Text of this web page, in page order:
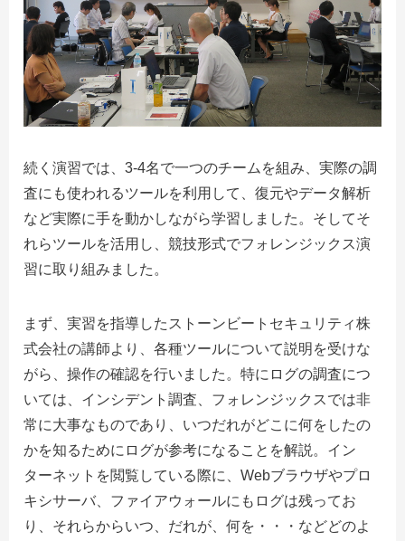
続く演習では、 3-4名で一つのチームを組み、実際の調
査にも使われるツールを利用して、復元やデータ解析
など実際に手を動かしながら学習しました。そしてそ
れらツールを活用し、競技形式でフォレンジックス演
習に取り組みました。
まず、実習を指導したストーンビートセキュリティ株
式会社の講師より、各種ツールについて説明を受けな
がら、操作の確認を行いました。特にログの調査につ
いては、インシデント調査、フォレンジックスでは非
常に大事なものであり、いつだれがどこに何をしたの
かを知るためにログが参考になることを解説。イン
ターネットを閲覧している際に、 Webブラウザやプロ
キシサーバ、ファイアウォールにもログは残ってお
り、それらからいつ、だれが、何を・・・などどのよ